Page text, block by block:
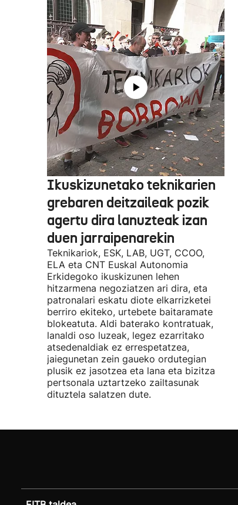
Ikuskizunetako teknikarien
grebaren deitzaileak pozik
agertu dira lanuzteak izan
duen jarraipenarekin
Teknikariok, ESK, LAB, UGT, CCOO,
ELA eta CNT Euskal Autonomia
Erkidegoko ikuskizunen lehen
hitzarmena negoziatzen ari dira, eta
patronalari eskatu diote elkarrizketei
berriro ekiteko, urtebete baitaramate
blokeatuta. Aldi baterako kontratuak,
lanaldi oso luzeak, legez ezarritako
atsedenaldiak ez errespetatzea,
jaiegunetan zein gaueko ordutegian
plusik ez jasotzea eta lana eta bizitza
pertsonala uztartzeko zailtasunak
dituztela salatzen dute.